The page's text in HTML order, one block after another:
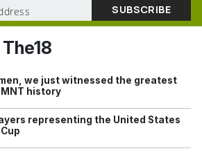
we just witnessed the greatest
history
representing the United States